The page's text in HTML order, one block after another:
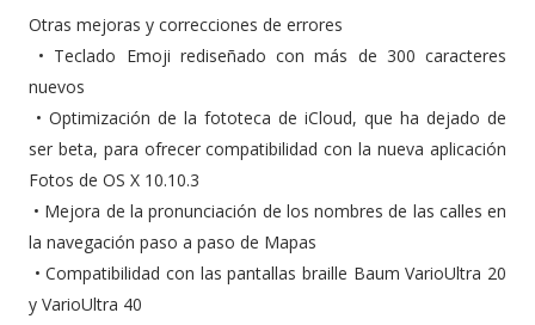
Otras mejoras y correcciones de errores
• Teclado Emoji rediseñado con más de 300 caracteres
nuevos
• Optimización de la fototeca de iCloud, que ha dejado de
ser beta, para ofrecer compatibilidad con la nueva aplicación
Fotos de OS X 10.10.3
• Mejora de la pronunciación de los nombres de las calles en
la navegación paso a paso de Mapas
• Compatibilidad con las pantallas braille Baum VarioUltra 20
y VarioUltra 40